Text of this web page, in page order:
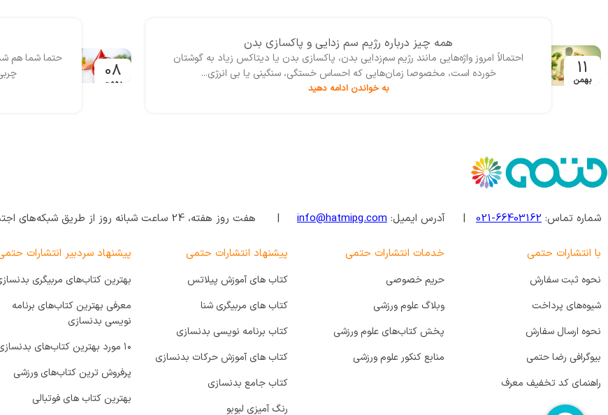
11
بهمن
همه چیز درباره رژیم سم زدایی و پاکسازی بدن
احتمالاً امروز واژه‌‌هایی مانند رژیم سم‌زدایی بدن، پاکسازی بدن یا دیتاکس زیاد به گوشتان
خورده است، مخصوصا زمان‌هایی که احساس خستگی، سنگینی یا بی انرژی...
به خواندن ادامه دهید
08
بهمن
حتما شما هم
شماره تماس: 66403162-021 | آدرس ایمیل: info@hatmipg.com | هفت روز هفته‌، 24 ساعت شبانه‌ روز از طریق شبکه‌های اجتماعی پاسخگوی شما هستیم.
با انتشارات حتمی
نحوه ثبت سفارش
شیوه‌های پرداخت
نحوه ارسال سفارش
بیوگرافی رضا حتمی
راهنمای کد تخفیف معرف
خدمات انتشارات حتمی
حریم خصوصی
وبلاگ علوم ورزشی
پخش کتاب‌های علوم ورزشی
منابع کنکور علوم ورزشی
پیشنهاد انتشارات حتمی
کتاب های آموزش پیلاتس
کتاب های مربیگری شنا
کتاب برنامه نویسی بدنسازی
کتاب های آموزش حرکات بدنسازی
کتاب جامع بدنسازی
رنگ آمیزی لبوبو
پیشنهاد سردبیر انتشارات
بهترین کتاب‌های مربیگری
معرفی بهترین کتاب‌های برنامه
نویسی بدنسازی
۱۰ مورد بهترین کتاب‌های بدنسازی
پرفروش ترین کتاب‌های ورزشی
بهترین کتاب های فوتبالی